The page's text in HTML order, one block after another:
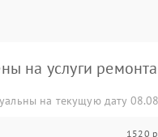
на услуги ремонта
на текущую дату
1520 р